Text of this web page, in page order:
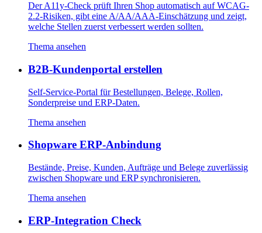
Der A11y-Check prüft Ihren Shop automatisch auf WCAG-
2.2-Risiken, gibt eine A/AA/AAA-Einschätzung und zeigt,
welche Stellen zuerst verbessert werden sollten.
Thema ansehen
B2B-Kundenportal erstellen
Self-Service-Portal für Bestellungen, Belege, Rollen,
Sonderpreise und ERP-Daten.
Thema ansehen
Shopware ERP-Anbindung
Bestände, Preise, Kunden, Aufträge und Belege zuverlässig
zwischen Shopware und ERP synchronisieren.
Thema ansehen
ERP-Integration Check